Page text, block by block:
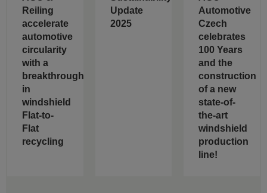
Reiling
accelerate
automotive
circularity
with a
breakthrough
in
windshield
Flat-to-
Flat
recycling
Update
2025
Automotive
Czech
celebrates
100 Years
and the
construction
of a new
state-of-
the-art
windshield
production
line!